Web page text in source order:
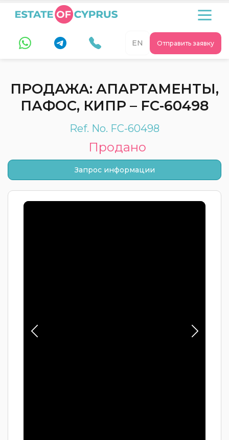
Отправить заявку
EN
ПРОДАЖА: АПАРТАМЕНТЫ,
ПАФОС, КИПР – FC-60498
Ref. No. FC-60498
Продано
Запрос информации